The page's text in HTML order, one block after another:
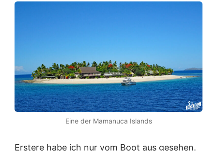
Eine der Mamanuca Islands
Erstere habe ich nur vom Boot aus gesehen.